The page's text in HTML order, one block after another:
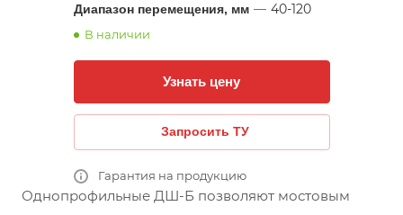
Диапазон перемещения, мм — 40-120
В наличии
Узнать цену
Запросить ТУ
Гарантия на продукцию
Однопрофильные ДШ-Б позволяют мостовым